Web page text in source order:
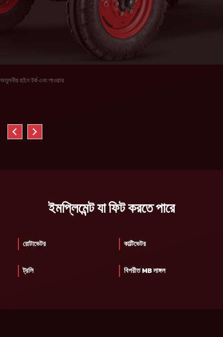
অতুলনীয় হুইল টর্ক এবং পাওয়ার
ইমপ্লিমেন্ট যা ফিট করতে পারে
রোটাভেটর কাল্টিভেটর
ট্রলি বিপরীত MB লাঙ্গল